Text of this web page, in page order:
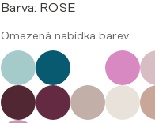
Barva: ROSE
Omezená nabídka barev